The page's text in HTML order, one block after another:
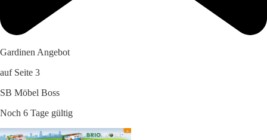
Gardinen Angebot
auf Seite 3
SB Möbel Boss
Noch 6 Tage gültig